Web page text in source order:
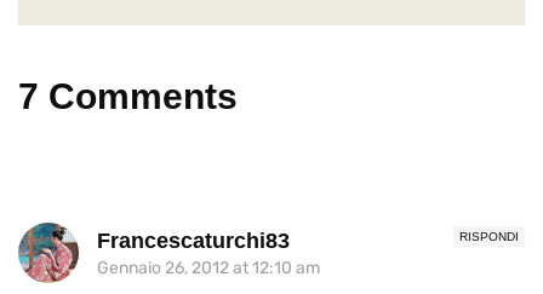
7 Comments
RISPONDI
Francescaturchi83
Gennaio 26, 2012 at 12:10 am